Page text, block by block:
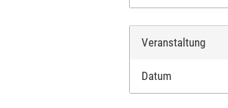
Veranstaltung
Datum